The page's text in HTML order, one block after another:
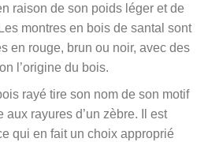
raison de son poids léger et de
montres en bois de santal sont
en rouge, brun ou noir, avec des
l’origine du bois.
rayé tire son nom de son motif
aux rayures d’un zèbre. Il est
qui en fait un choix approprié